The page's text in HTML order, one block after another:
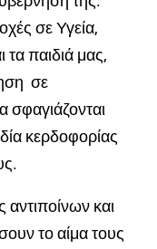
σε Υγεία,
τα παιδιά μας,
σε
σφαγιάζονται
κερδοφορίας
αντιποίνων και
το αίμα τους